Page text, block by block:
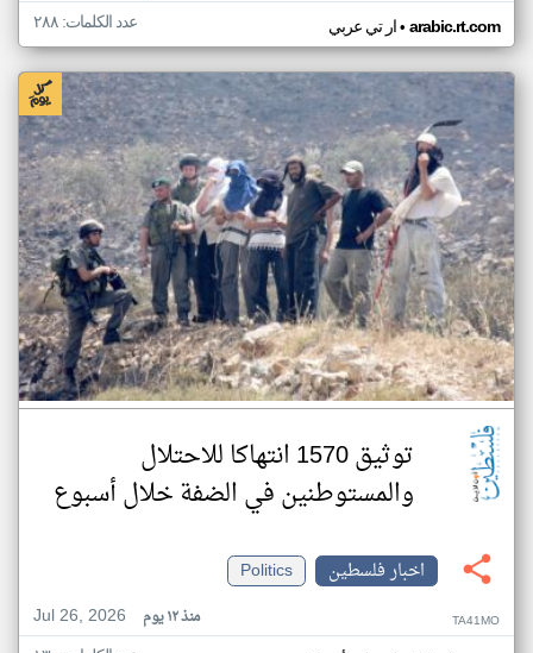
ار تي عربي• arabic.rt.com عدد الكلمات: ٢٨٨
توثيق 1570 انتهاكا للاحتلال
والمستوطنين في الضفة خلال أسبوع
اخبار فلسطين
Politics
Jul 26, 2026
منذ ١٢ يوم TA41MO